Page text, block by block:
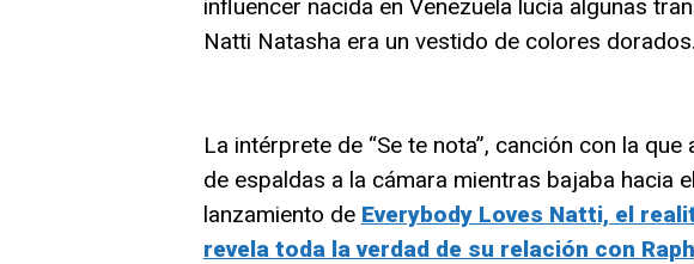
influencer nacida en Venezuela lucía algunas
Natti Natasha era un vestido de colores dorados.
La intérprete de “Se te nota”, canción con la
de espaldas a la cámara mientras bajaba hacia
lanzamiento de Everybody Loves Natti, el
revela toda la verdad de su relación con